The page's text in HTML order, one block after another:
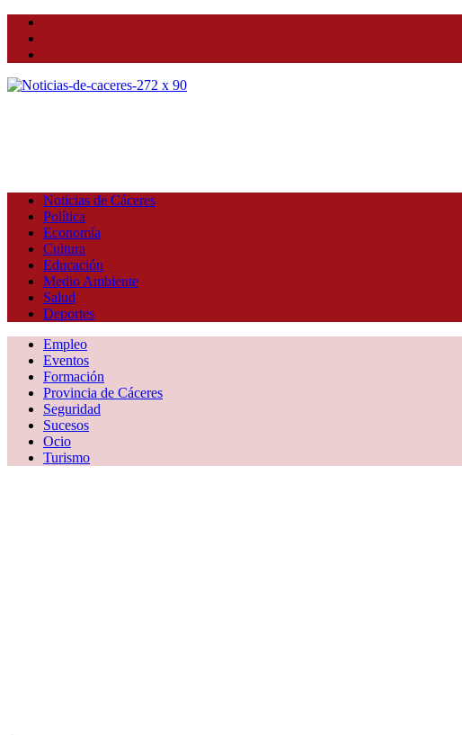
Noticias de Cáceres
Política
Economía
Cultura
Educación
Medio Ambiente
Salud
Deportes
Empleo
Eventos
Formación
Provincia de Cáceres
Seguridad
Sucesos
Ocio
Turismo